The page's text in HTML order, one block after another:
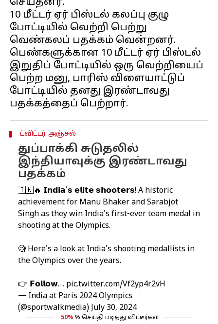
செய்தனர்.
10 மீட்டர் ஏர் பிஸ்டல் கலப்பு குழு
போட்டியில் வெற்றி பெற்று
வெண்கலப் பதக்கம் வென்றனர்.
பெண்களுக்கான 10 மீட்டர் ஏர் பிஸ்டல்
இறுதிப் போட்டியில் ஒரு வெற்றியைப்
பெற்ற மனு, பாரிஸ் விளையாட்டுப்
போட்டியில் தனது இரண்டாவது
ட்விட்டர் அஞ்சல்
துப்பாக்கி சுடுதலில்
இந்தியாவுக்கு இரண்டாவது
பதக்கம்
🇮🇳🔥 𝗜𝗻𝗱𝗶𝗮'𝘀 𝗲𝗹𝗶𝘁𝗲 𝘀𝗵𝗼𝗼𝘁𝗲𝗿𝘀! A historic
achievement for Manu Bhaker and Sarabjot
Singh as they win India's first-ever team medal in
shooting at the Olympics.
🧐 Here's a look at India's shooting medallists in
the Olympics over the years.
👉 𝗙𝗼𝗹𝗹𝗼𝘄… pic.twitter.com/Vf2yp4r2vH
— India at Paris 2024 Olympics
(@sportwalkmedia) July 30, 2024
50% % செய்தி படித்து விட்டீர்கள்